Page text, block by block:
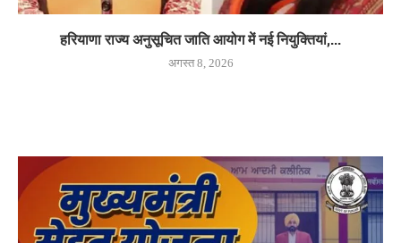
हरियाणा राज्य अनुसूचित जाति आयोग में नई नियुक्तियां,...
अगस्त 8, 2026